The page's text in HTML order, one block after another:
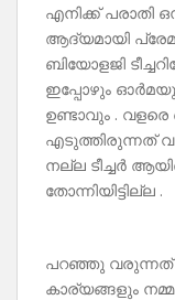
എനിക്ക് പരാതി
ആദ്യമായി
ബിയോളജി
ഇപ്പോഴും
ഉണ്ടാവും .
എടുത്തിരുന്നത്
നല്ല ടീച്ചർ
തോന്നിയിട്ടില്ല .
പറഞ്ഞു വരുന്നത്
കാര്യങ്ങളും